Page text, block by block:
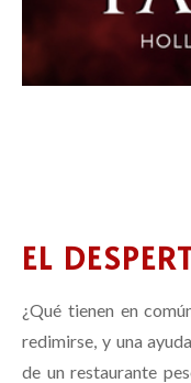
EL
¿Qué tienen en
redimirse, y una
de un restaurante